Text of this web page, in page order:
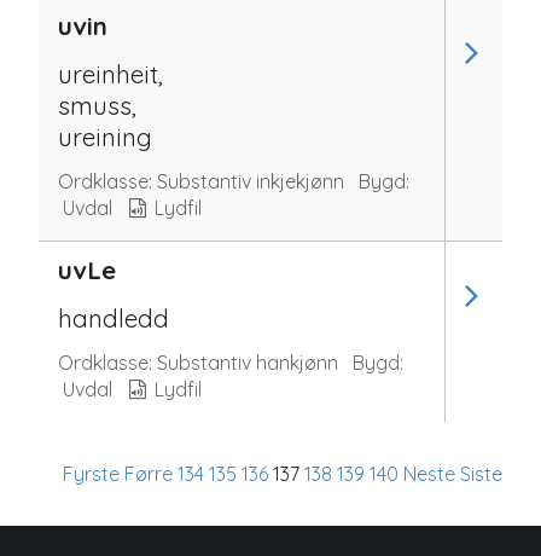
uvin
ureinheit,
smuss,
ureining
Ordklasse: Substantiv inkjekjønn
Bygd:
Uvdal
Lydfil
uvLe
handledd
Ordklasse: Substantiv hankjønn
Bygd:
Uvdal
Lydfil
Fyrste Førre 134 135 136 137 138 139 140 Neste Siste